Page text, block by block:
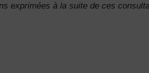
exprimées à la suite de ces